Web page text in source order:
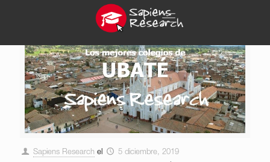
Sapiens Research el 5 diciembre, 2019